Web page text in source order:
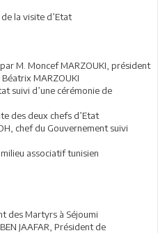
la visite d’Etat
M. Moncef MARZOUKI, président
MARZOUKI
suivi d’une cérémonie de
des deux chefs d’Etat
chef du Gouvernement suivi
associatif tunisien
des Martyrs à Séjoumi
JAAFAR, Président de